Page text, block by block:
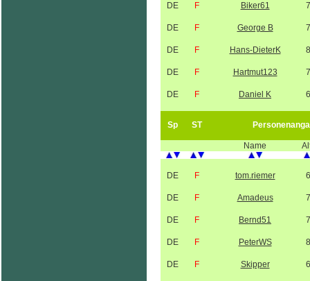
DE F Biker61
DE F George B
DE F Hans-DieterK
DE F Hartmut123
DE F Daniel K
Sp ST
Name
DE F tom.riemer
DE F Amadeus
DE F Bernd51
DE F PeterWS
DE F Skipper